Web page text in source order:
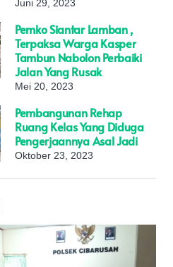
Juni 29, 2023
Pemko Siantar Lamban ,
Terpaksa Warga Kasper
Tambun Nabolon Perbaiki
Jalan Yang Rusak
Mei 20, 2023
Pembangunan Rehap
Ruang Kelas Yang Diduga
Pengerjaannya Asal Jadi
Oktober 23, 2023